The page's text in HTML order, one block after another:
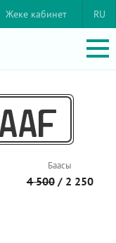
RU
Жеке кабинет
AAF
Баасы
4 500/ 2 250